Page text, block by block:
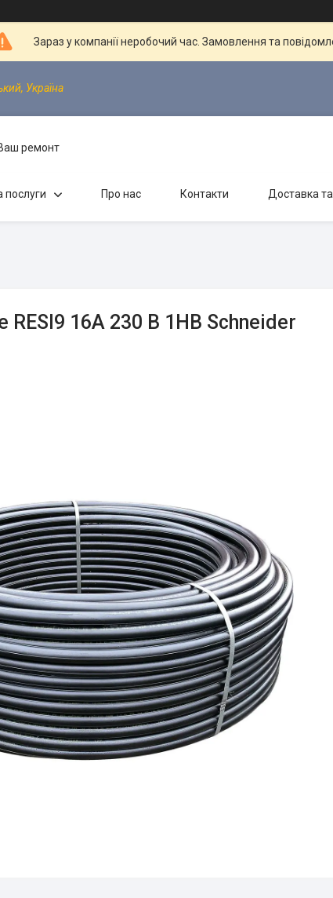
Зараз у компанії неробочий час. Замовлення та
Україна
ремонт
послуги Про нас Контакти Доставка
RESI9 16А 230 В 1НВ Schneider